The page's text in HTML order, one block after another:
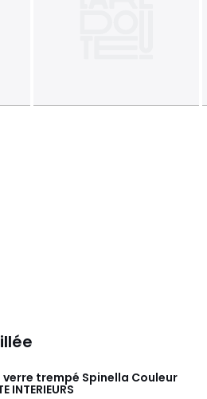
trempé Spinella Couleur
INTERIEURS